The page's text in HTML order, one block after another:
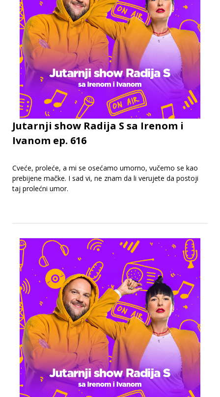
Jutarnji show Radija S sa Irenom i
Ivanom ep. 616
Cveće, proleće, a mi se osećamo umorno, vučemo se kao
prebijene mačke. I sad vi, ne znam da li verujete da postoji
taj prolećni umor.